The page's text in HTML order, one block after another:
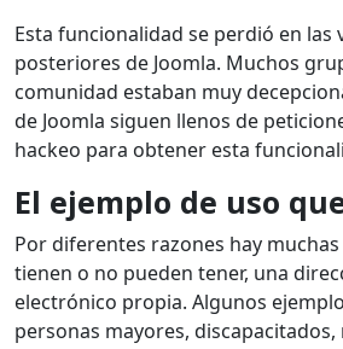
Esta funcionalidad se perdió en las
posteriores de Joomla. Muchos
comunidad estaban muy
de Joomla siguen llenos de
hackeo para obtener esta
El ejemplo de uso
Por diferentes razones hay
tienen o no pueden tener, una
electrónico propia. Algunos
personas mayores, discapacitados,